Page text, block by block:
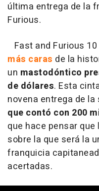
última entrega de la
Furious.
Fast and Furious
más caras de la
un mastodóntico
de dólares. Esta
novena entrega de la
que contó con 200
que hace pensar
sobre la que será la
franquicia
acertadas.